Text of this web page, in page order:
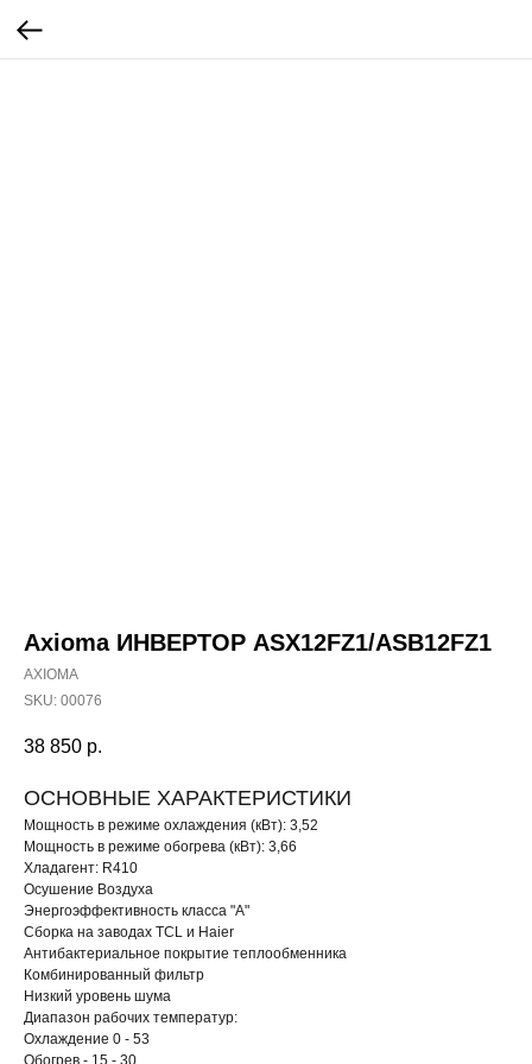
Axioma ИНВЕРТОР ASX12FZ1/ASB12FZ1
AXIOMA
SKU: 00076
38 850 р.
ОСНОВНЫЕ ХАРАКТЕРИСТИКИ
Мощность в режиме охлаждения (кВт): 3,52
Мощность в режиме обогрева (кВт): 3,66
Хладагент: R410
Осушение Воздуха
Энергоэффективность класса "А"
Сборка на заводах TCL и Haier
Антибактериальное покрытие теплообменника
Комбинированный фильтр
Низкий уровень шума
Диапазон рабочих температур:
Охлаждение 0 - 53